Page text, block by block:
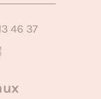
46 37